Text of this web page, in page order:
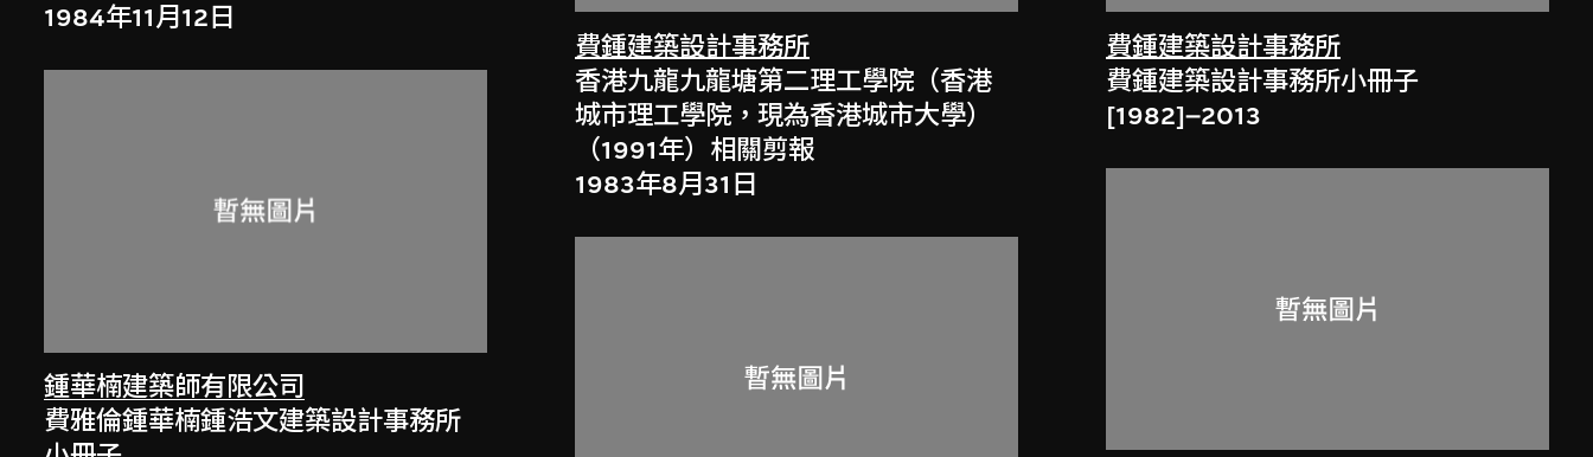
1984年11月12日
鍾華楠建築師有限公司
費雅倫鍾華楠鍾浩文建築設計事務所
費鍾建築設計事務所
香港九龍九龍塘第二理工學院（香港
城市理工學院，現為香港城市大學）
（1991年）相關剪報
1983年8月31日
費鍾建築設計事務所
費鍾建築設計事務所小冊子
[1982]–2013